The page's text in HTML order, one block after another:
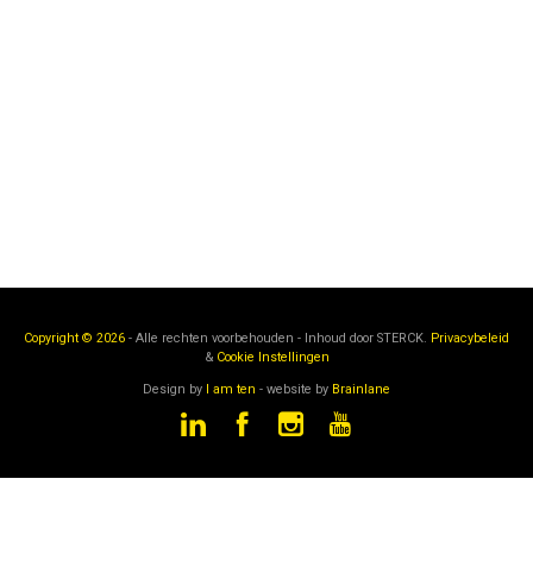
Copyright © 2026 - Alle rechten voorbehouden - Inhoud door STERCK. Privacybeleid
& Cookie Instellingen
Design by I am ten - website by Brainlane